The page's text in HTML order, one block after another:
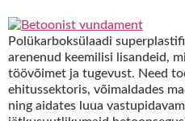
Polükarboksülaadi
arenenud keemilisi lisandeid,
töövõimet ja tugevust. Need
ehitussektoris, võimaldades
ning aidates luua